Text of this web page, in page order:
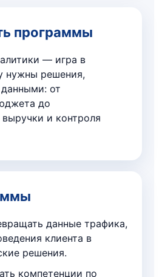
программы
— игра в
нужны решения,
от
до
и контроля
данные трафика,
клиента в
решения.
компетенции по